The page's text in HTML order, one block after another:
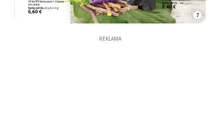
7
REKLAMA